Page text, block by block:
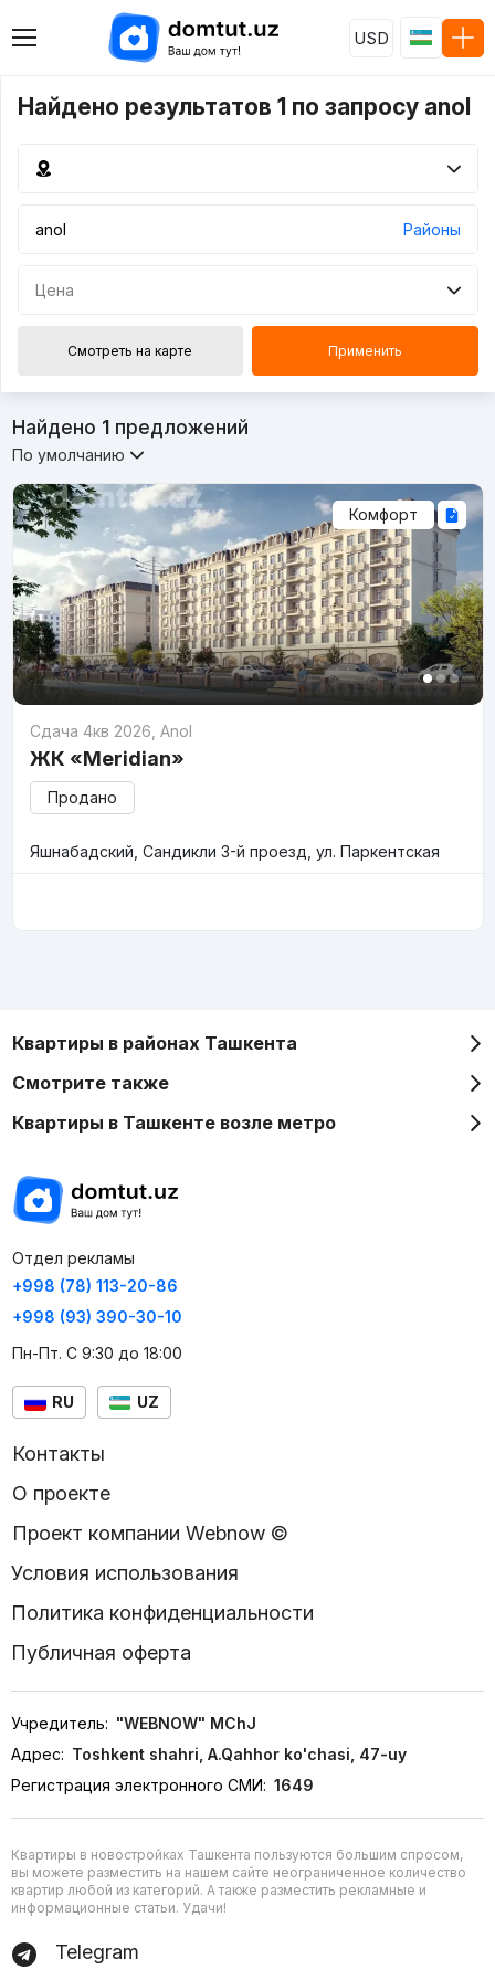
USD
Найдено результатов 1 по запросу anol
Районы
Цена
Смотреть на карте Применить
Найдено 1предложений
По умолчанию
Комфорт
Сдача 4кв 2026 Anol
ЖК «Meridian»
Продано
Яшнабадский, Сандикли 3-й проезд, ул. Паркентская
Квартиры в районах Ташкента
Смотрите также
Квартиры в Ташкенте возле метро
Отдел рекламы
+998 (78) 113-20-86
+998 (93) 390-30-10
Пн-Пт. С 9:30 до 18:00
RU UZ
Контакты
О проекте
Проект компании Webnow ©
Условия использования
Политика конфиденциальности
Публичная оферта
Учредитель: "WEBNOW" MChJ
Адрес: Toshkent shahri, A.Qahhor ko'chasi, 47-uy
Регистрация электронного СМИ: 1649
Квартиры в новостройках Ташкента пользуются большим спросом,
вы можете разместить на нашем сайте неограниченное количество
квартир любой из категорий. А также разместить рекламные и
информационные статьи. Удачи!
Telegram